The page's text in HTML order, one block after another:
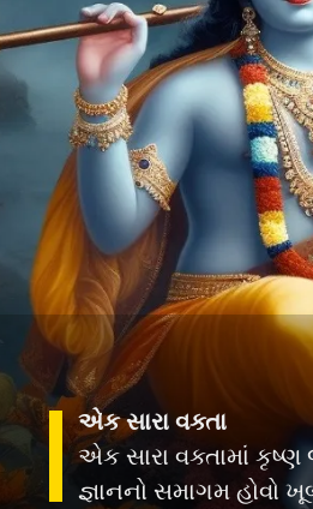
એક સારા વક્તા
એક સારા વક્તામાં
જ્ઞાનનો સમાગમ હોવો